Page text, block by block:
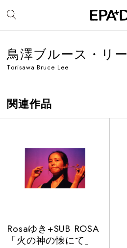
鳥澤ブルース・リー
Torisawa Bruce Lee
関連作品
Rosaゆき+SUB ROSA
「火の神の懐にて」